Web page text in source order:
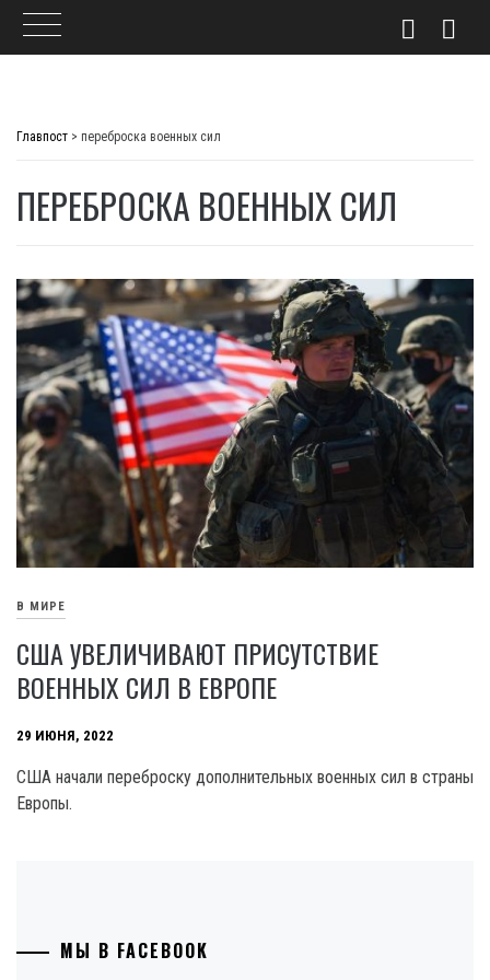
Главпост > переброска военных сил
ПЕРЕБРОСКА ВОЕННЫХ СИЛ
В МИРЕ
США УВЕЛИЧИВАЮТ ПРИСУТСТВИЕ
ВОЕННЫХ СИЛ В ЕВРОПЕ
29 ИЮНЯ, 2022
США начали переброску дополнительных военных сил в страны
Европы.
МЫ В FACEBOOK